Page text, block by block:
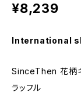
¥8,239
International
SinceThen 花柄キ
ラッフル